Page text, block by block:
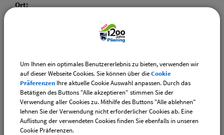
Ort:
Weiterführende Links
Adventsmarkt Hofladen Burghart
CSU-Ortshauptversammlung
Um Ihnen ein optimales Benutzererlebnis zu bieten, verwenden wir
auf dieser Webseite Cookies. Sie können über dieCookie
Präferenzen Ihre aktuelle Cookie Auswahl anpassen. Durch das
Betätigen des Buttons "Alle akzeptieren" stimmen Sie der
Verwendung aller Cookies zu. Mithilfe des Buttons "Alle ablehnen"
lehnen Sie der Verwendung nicht erforderlicher Cookies ab. Eine
Auflistung der verwendeten Cookies finden Sie ebenfalls in unseren
Cookie Präferenzen.